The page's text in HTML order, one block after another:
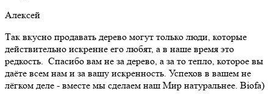
Алексей
Так вкусно продавать дерево могут только люди, которые
действительно искренне его любят, а в наше время это
редкость. Спасибо вам не за дерево, а за то тепло, которое вы
даёте всем нам и за вашу искренность. Успехов в вашем не
лёгком деле - вместе мы сделаем наш Мир натуральнее. Biofa)